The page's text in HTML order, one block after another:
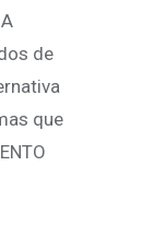
de
que